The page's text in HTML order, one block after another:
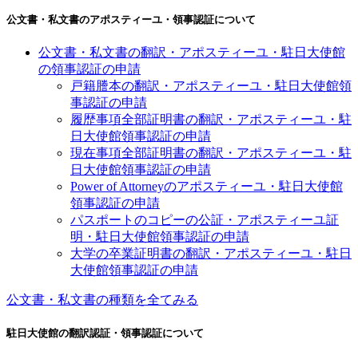
公文書・私文書のアポスティーユ・領事認証について
公文書・私文書の翻訳・アポスティーユ・駐日大使館
の領事認証の申請
戸籍謄本の翻訳・アポスティーユ・駐日大使館領
事認証の申請
履歴事項全部証明書の翻訳・アポスティーユ・駐
日大使館領事認証の申請
現在事項全部証明書の翻訳・アポスティーユ・駐
日大使館領事認証の申請
Power of Attorneyのアポスティーユ・駐日大使館
領事認証の申請
パスポートのコピーの公証・アポスティーユ証
明・駐日大使館領事認証の申請
大学の卒業証明書の翻訳・アポスティーユ・駐日
大使館領事認証の申請
公文書・私文書の種類を全てみる
駐日大使館の翻訳認証・領事認証について